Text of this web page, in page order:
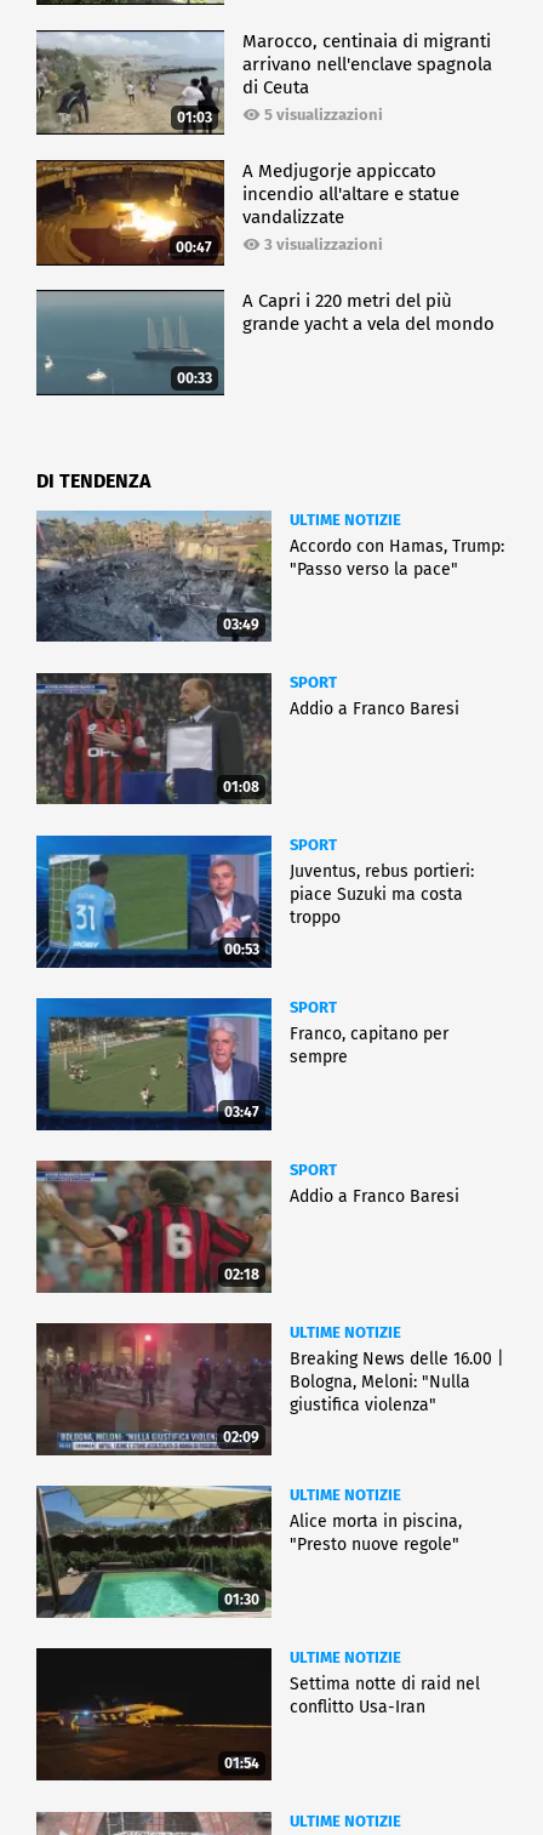
01:03
Marocco, centinaia di migranti
arrivano nell'enclave spagnola
di Ceuta
5 visualizzazioni
00:47
A Medjugorje appiccato
incendio all'altare e statue
vandalizzate
3 visualizzazioni
00:33
A Capri i 220 metri del più
grande yacht a vela del mondo
DI TENDENZA
03:49
ULTIME NOTIZIE
Accordo con Hamas, Trump:
"Passo verso la pace"
01:08
SPORT
Addio a Franco Baresi
00:53
SPORT
Juventus, rebus portieri:
piace Suzuki ma costa
troppo
03:47
SPORT
Franco, capitano per
sempre
02:18
SPORT
Addio a Franco Baresi
02:09
ULTIME NOTIZIE
Breaking News delle 16.00 |
Bologna, Meloni: "Nulla
giustifica violenza"
01:30
ULTIME NOTIZIE
Alice morta in piscina,
"Presto nuove regole"
01:54
ULTIME NOTIZIE
Settima notte di raid nel
conflitto Usa-Iran
ULTIME NOTIZIE